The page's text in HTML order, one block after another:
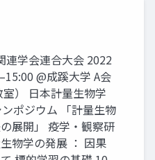
連学会連合大会 2022
@成蹊大学 A会
） 日本計量生物学
ポジウム 「計量生物
展開」 疫学・観察研
物学の発展 ： 因果